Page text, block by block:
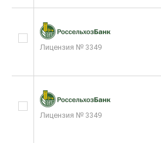
Лицензия № 3349
Лицензия № 3349